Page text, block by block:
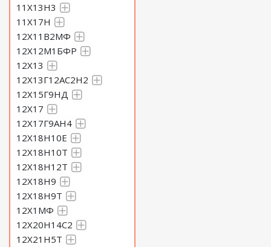
11Х13Н3
11Х17Н
12Х11В2МФ
12Х12М1БФР
12Х13
12Х13Г12АС2Н2
12Х15Г9НД
12Х17
12Х17Г9АН4
12Х18Н10Е
12Х18Н10Т
12Х18Н12Т
12Х18Н9
12Х18Н9Т
12Х1МФ
12Х20Н14С2
12Х21Н5Т